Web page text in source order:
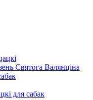
Святога Валянціна
для сабак